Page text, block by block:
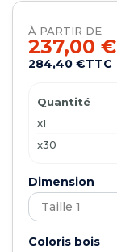
À PARTIR DE
237,00 €
284,40 €TTC
Quantité
x1
x30
Dimension
Coloris bois